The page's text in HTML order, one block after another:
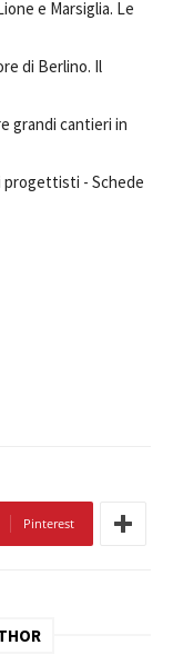
e Marsiglia. Le
di Berlino. Il
grandi cantieri in
progettisti - Schede
Pinterest